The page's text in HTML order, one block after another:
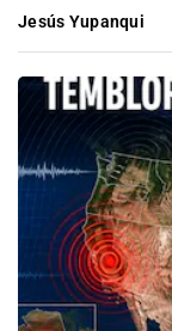
Jesús Yupanqui